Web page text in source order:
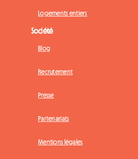
Logements entiers
Société
Blog
Recrutement
Presse
Partenariats
Mentions légales